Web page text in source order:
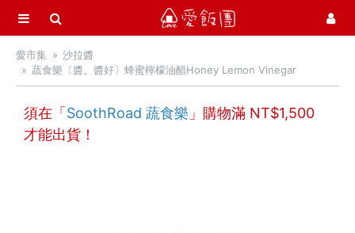
選單
首頁
中秋月餅 / 禮盒
愛市集
沙拉醬
蔬食樂〔醬。醬好〕蜂蜜檸檬油醋Honey Lemon Vinegar
須在「 SoothRoad 蔬食樂 」購物滿 NT$1,500
才能出貨！